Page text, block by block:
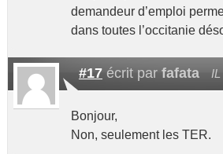
demandeur d’emploi
dans toutes l’occitanie
#17écrit par fafata
Bonjour,
Non, seulement les TER.